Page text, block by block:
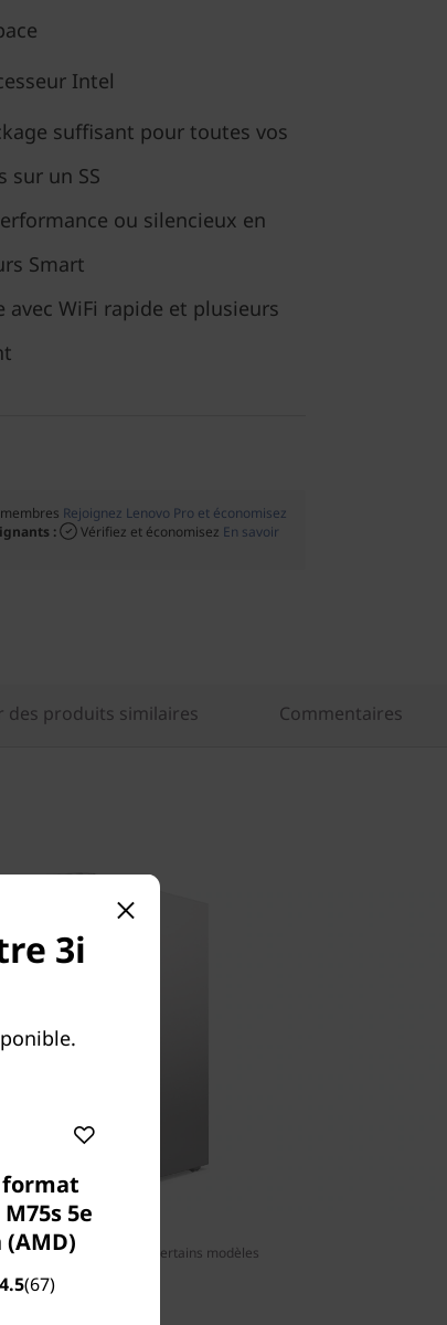
Intel
suffisant pour toutes vos
sur un SS
ou silencieux en
Smart
avec WiFi rapide et plusieurs
Rejoignez Lenovo Pro et économisez
:
Vérifiez et économisez En savoir
des produits similaires Commentaires
est disponible sur certains modèles
3i
format
5e
(67)